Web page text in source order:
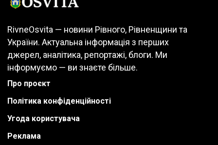
RivneOsvita — новини Рівного, Рівненщини та
України. Актуальна інформація з перших
джерел, аналітика, репортажі, блоги. Ми
інформуємо — ви знаєте більше.
Про проєкт
Політика конфіденційності
Угода користувача
Реклама